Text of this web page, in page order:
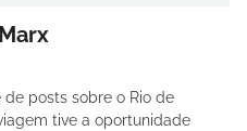
posts sobre o Rio de
tive a oportunidade